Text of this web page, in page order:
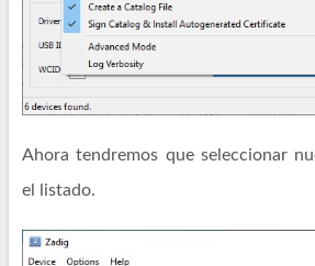
Ahora tendremos que seleccionar
el listado.